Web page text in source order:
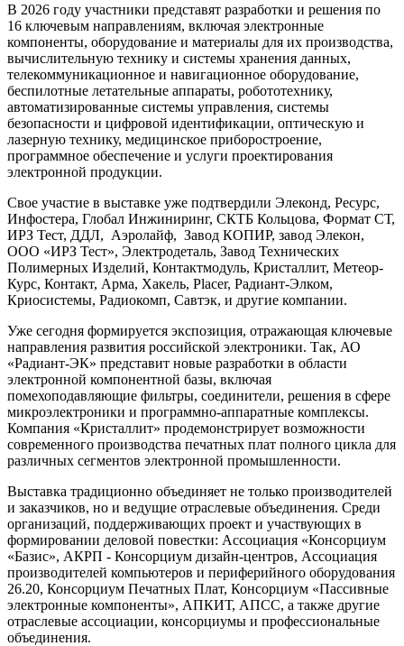
В 2026 году участники представят разработки и решения по
16 ключевым направлениям, включая электронные
компоненты, оборудование и материалы для их производства,
вычислительную технику и системы хранения данных,
телекоммуникационное и навигационное оборудование,
беспилотные летательные аппараты, робототехнику,
автоматизированные системы управления, системы
безопасности и цифровой идентификации, оптическую и
лазерную технику, медицинское приборостроение,
программное обеспечение и услуги проектирования
электронной продукции.
Свое участие в выставке уже подтвердили Элеконд, Ресурс,
Инфостера, Глобал Инжиниринг, СКТБ Кольцова, Формат СТ,
ИРЗ Тест, ДДЛ, Аэролайф, Завод КОПИР, завод Элекон,
ООО «ИРЗ Тест», Электродеталь, Завод Технических
Полимерных Изделий, Контактмодуль, Кристаллит, Метеор-
Курс, Контакт, Арма, Хакель, Placer, Радиант-Элком,
Криосистемы, Радиокомп, Савтэк, и другие компании.
Уже сегодня формируется экспозиция, отражающая ключевые
направления развития российской электроники. Так, АО
«Радиант-ЭК» представит новые разработки в области
электронной компонентной базы, включая
помехоподавляющие фильтры, соединители, решения в сфере
микроэлектроники и программно-аппаратные комплексы.
Компания «Кристаллит» продемонстрирует возможности
современного производства печатных плат полного цикла для
различных сегментов электронной промышленности.
Выставка традиционно объединяет не только производителей
и заказчиков, но и ведущие отраслевые объединения. Среди
организаций, поддерживающих проект и участвующих в
формировании деловой повестки: Ассоциация «Консорциум
«Базис», АКРП - Консорциум дизайн-центров, Ассоциация
производителей компьютеров и периферийного оборудования
26.20, Консорциум Печатных Плат, Консорциум «Пассивные
электронные компоненты», АПКИТ, АПСС, а также другие
отраслевые ассоциации, консорциумы и профессиональные
объединения.